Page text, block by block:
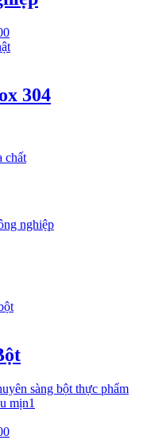
304
chất
nghiệp
sàng bột thực phẩm
mịn1